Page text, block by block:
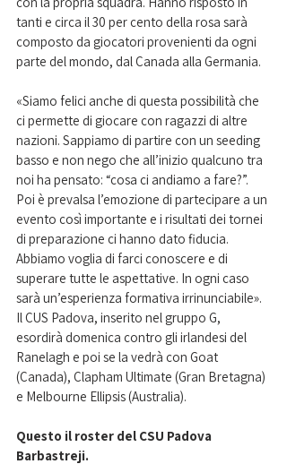
tanti e circa il 30 per cento della rosa sarà
composto da giocatori provenienti da ogni
parte del mondo, dal Canada alla Germania.
«Siamo felici anche di questa possibilità che
ci permette di giocare con ragazzi di altre
nazioni. Sappiamo di partire con un seeding
basso e non nego che all’inizio qualcuno tra
noi ha pensato: “cosa ci andiamo a fare?”.
Poi è prevalsa l’emozione di partecipare a un
evento così importante e i risultati dei tornei
di preparazione ci hanno dato fiducia.
Abbiamo voglia di farci conoscere e di
superare tutte le aspettative. In ogni caso
sarà un’esperienza formativa irrinunciabile».
Il CUS Padova, inserito nel gruppo G,
esordirà domenica contro gli irlandesi del
Ranelagh e poi se la vedrà con Goat
(Canada), Clapham Ultimate (Gran Bretagna)
e Melbourne Ellipsis (Australia).
Questo il roster del CSU Padova
Barbastreji.